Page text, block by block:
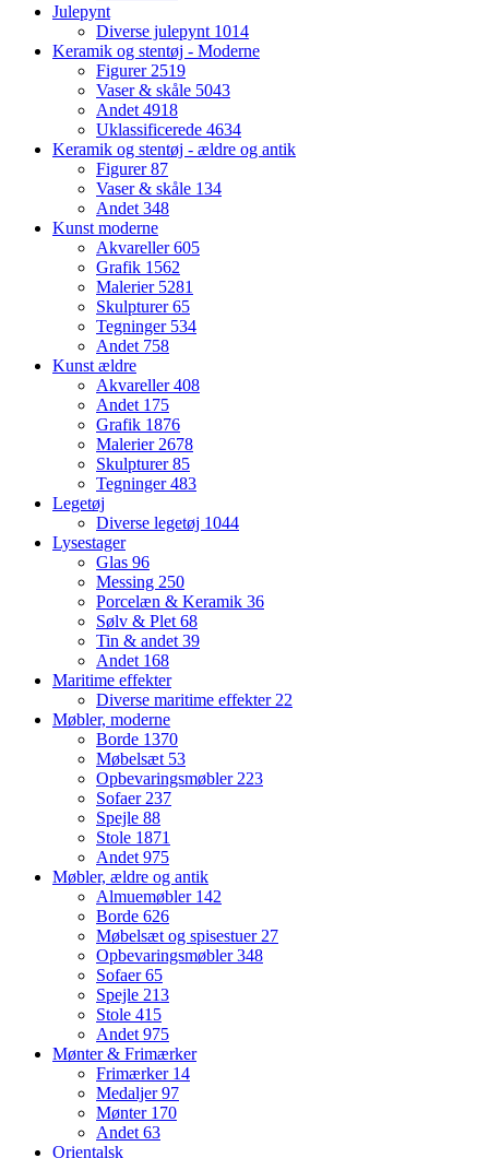
Julepynt
Diverse julepynt 1014
Keramik og stentøj - Moderne
Figurer 2519
Vaser & skåle 5043
Andet 4918
Uklassificerede 4634
Keramik og stentøj - ældre og antik
Figurer87
Vaser & skåle 134
Andet 348
Kunst moderne
Akvareller605
Grafik 1562
Malerier 5281
Skulpturer65
Tegninger 534
Andet 758
Kunst ældre
Akvareller408
Andet 175
Grafik 1876
Malerier 2678
Skulpturer85
Tegninger483
Legetøj
Diverse legetøj 1044
Lysestager
Glas 96
Messing 250
Porcelæn & Keramik 36
Sølv & Plet 68
Tin & andet 39
Andet 168
Maritime effekter
Diverse maritime effekter 22
Møbler, moderne
Borde 1370
Møbelsæt 53
Opbevaringsmøbler 223
Sofaer 237
Spejle 88
Stole 1871
Andet 975
Møbler, ældre og antik
Almuemøbler 142
Borde 626
Møbelsæt og spisestuer 27
Opbevaringsmøbler348
Sofaer65
Spejle 213
Stole 415
Andet 975
Mønter & Frimærker
Frimærker 14
Medaljer97
Mønter 170
Andet 63
Orientalsk